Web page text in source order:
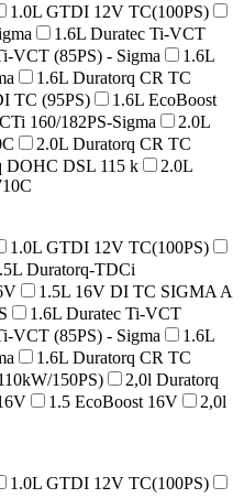
1.0L GTDI 12V TC(100PS)
1.6L Duratec Ti-VCT
VCT (85PS) - Sigma
1.6L
1.6L Duratorq CR TC
TC (95PS)
1.6L EcoBoost
160/182PS-Sigma
2.0L
2.0L Duratorq CR TC
DOHC DSL 115 k
2.0L
1.0L GTDI 12V TC(100PS)
Duratorq-TDCi
1.5L 16V DI TC SIGMA A
1.6L Duratec Ti-VCT
VCT (85PS) - Sigma
1.6L
1.6L Duratorq CR TC
150PS)
2,0l Duratorq
1.5 EcoBoost 16V
2,0l
1.0L GTDI 12V TC(100PS)